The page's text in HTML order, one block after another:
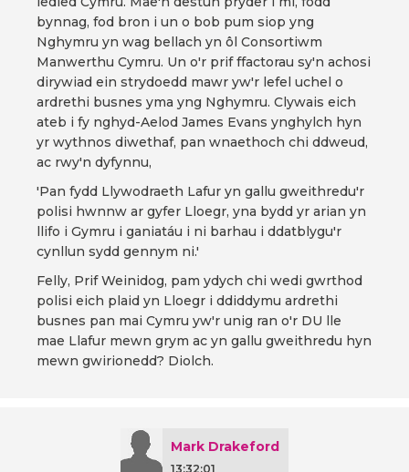
bynnag, fod bron i un o bob pum siop yng
Nghymru yn wag bellach yn ôl Consortiwm
Manwerthu Cymru. Un o'r prif ffactorau sy'n achosi
dirywiad ein strydoedd mawr yw'r lefel uchel o
ardrethi busnes yma yng Nghymru. Clywais eich
ateb i fy nghyd-Aelod James Evans ynghylch hyn
yr wythnos diwethaf, pan wnaethoch chi ddweud,
ac rwy'n dyfynnu,
'Pan fydd Llywodraeth Lafur yn gallu gweithredu'r
polisi hwnnw ar gyfer Lloegr, yna bydd yr arian yn
llifo i Gymru i ganiatáu i ni barhau i ddatblygu'r
cynllun sydd gennym ni.'
Felly, Prif Weinidog, pam ydych chi wedi gwrthod
polisi eich plaid yn Lloegr i ddiddymu ardrethi
busnes pan mai Cymru yw'r unig ran o'r DU lle
mae Llafur mewn grym ac yn gallu gweithredu hyn
mewn gwirionedd? Diolch.
Mark Drakeford
13:32:01